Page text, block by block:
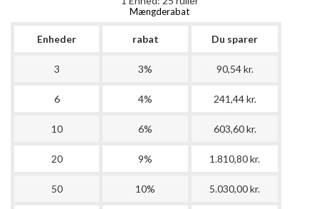
Mængderabat
Enheder rabat Du sparer
3 3% 90,54 kr.
6 4% 241,44 kr.
10 6% 603,60 kr.
20 9% 1.810,80 kr.
50 10% 5.030,00 kr.